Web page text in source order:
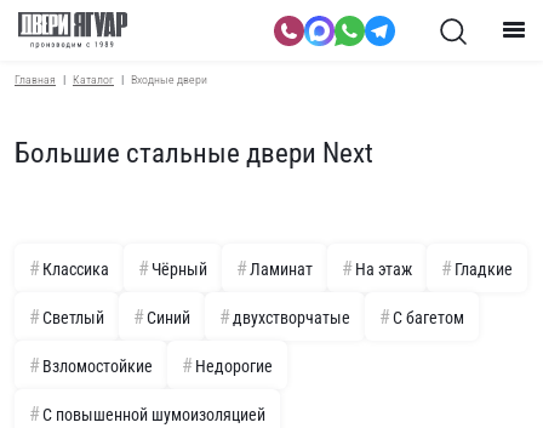
Главная Каталог Входные двери
Большие стальные двери Next
Классика Чёрный Ламинат На этаж Гладкие
Светлый Синий двухстворчатые С багетом
Взломостойкие Недорогие
С повышенной шумоизоляцией